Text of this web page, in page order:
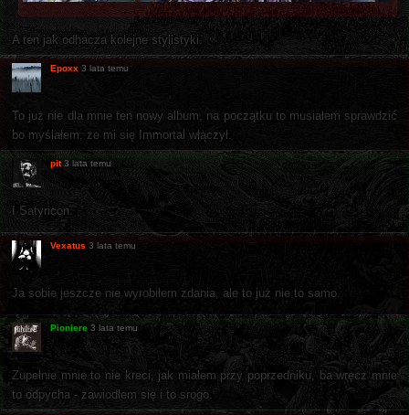
A ten jak odhacza kolejne stylistyki.
Epoxx 3 lata temu
To już nie dla mnie ten nowy album, na początku to musiałem sprawdzić
bo myślałem, że mi się Immortal włączył.
pit 3 lata temu
I Satyricon.
Vexatus 3 lata temu
Ja sobie jeszcze nie wyrobiłem zdania, ale to już nie to samo.
Pioniere 3 lata temu
Zupełnie mnie to nie kreci, jak miałem przy poprzedniku, ba wręcz mnie
to odpycha - zawiodłem się i to srogo.